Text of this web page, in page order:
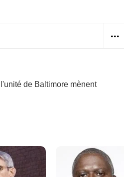
de Baltimore mènent